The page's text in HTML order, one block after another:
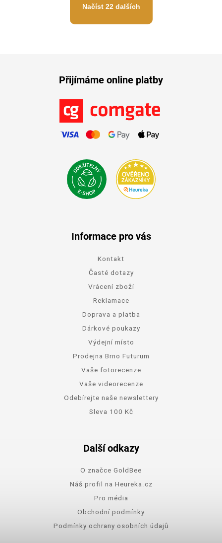
Načíst 22 dalších
Přijímáme online platby
Informace pro vás
Kontakt
Časté dotazy
Vrácení zboží
Reklamace
Doprava a platba
Dárkové poukazy
Výdejní místo
Prodejna Brno Futurum
Vaše fotorecenze
Vaše videorecenze
Odebírejte naše newslettery
Sleva 100 Kč
Další odkazy
O značce GoldBee
Náš profil na Heureka.cz
Pro média
Obchodní podmínky
Podmínky ochrany osobních údajů